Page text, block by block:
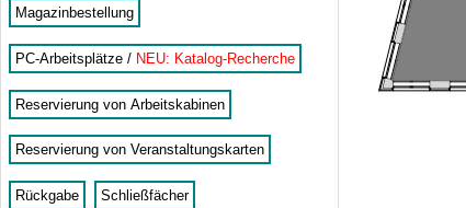
Magazinbestellung
PC-Arbeitsplätze / NEU: Katalog-Recherche
Reservierung von Arbeitskabinen
Reservierung von Veranstaltungskarten
Rückgabe Schließfächer